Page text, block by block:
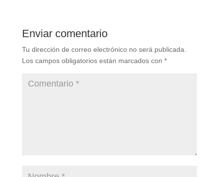
Enviar comentario
Tu dirección de correo electrónico no será publicada.
Los campos obligatorios están marcados con *